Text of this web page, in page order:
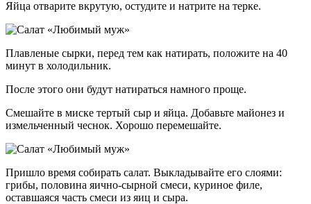
Яйца отварите вкрутую, остудите и натрите на терке.
Плавленые сырки, перед тем как натирать, положите на 40
минут в холодильник.
После этого они будут натираться намного проще.
Смешайте в миске тертый сыр и яйца. Добавьте майонез и
измельченный чеснок. Хорошо перемешайте.
Пришло время собирать салат. Выкладывайте его слоями:
грибы, половина яично-сырной смеси, куриное филе,
оставшаяся часть смеси из яиц и сыра.